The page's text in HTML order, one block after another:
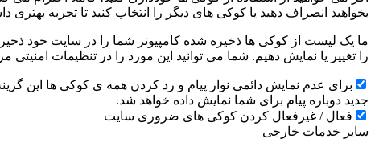
بخواهید انصراف دهید یا کوکی های دیگر را انتخاب کنید تا تجربه
ما یک لیست از کوکی ها ذخیره شده کامپیوتر شما را در سایت خود ذخیره
را تغییر یا نمایش دهیم. شما می توانید این مورد را در تنظیمات
جدید دوباره پیام برای شما نمایش داده خواهد شد.
فعال / غیرفعال کردن کوکی های ضروری سایت
سایر خدمات خارجی